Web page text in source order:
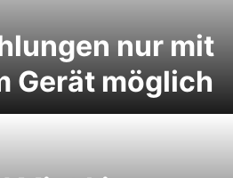
nur mit
Gerät möglich